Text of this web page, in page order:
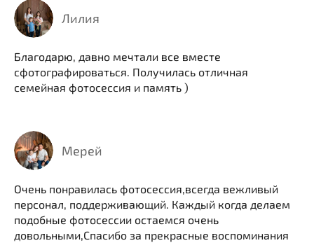
Лилия
Благодарю, давно мечтали все вместе
сфотографироваться. Получилась отличная
семейная фотосессия и память )
Мерей
Очень понравилась фотосессия,всегда вежливый
персонал, поддерживающий. Каждый когда делаем
подобные фотосессии остаемся очень
довольными,Спасибо за прекрасные воспоминания